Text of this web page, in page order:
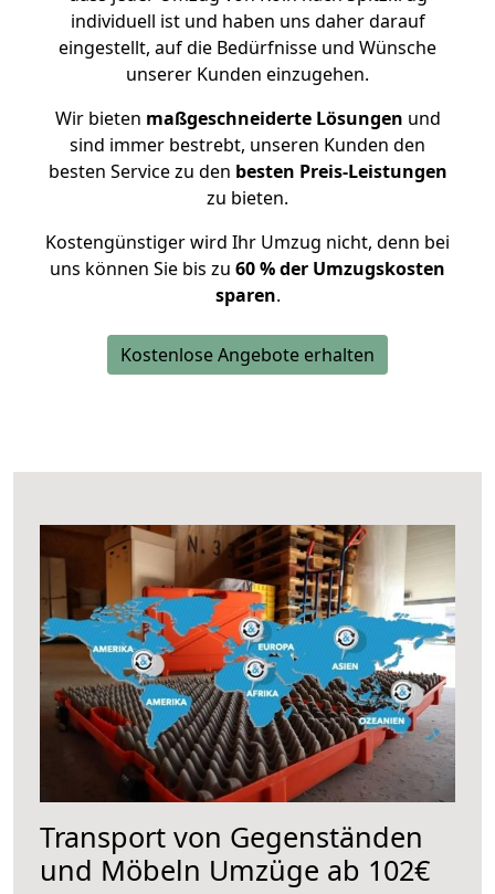
individuell ist und haben uns daher darauf
eingestellt, auf die Bedürfnisse und Wünsche
unserer Kunden einzugehen.
Wir bieten maßgeschneiderte Lösungen und
sind immer bestrebt, unseren Kunden den
besten Service zu den besten Preis-Leistungen
zu bieten.
Kostengünstiger wird Ihr Umzug nicht, denn bei
uns können Sie bis zu 60 % der Umzugskosten
sparen.
Kostenlose Angebote erhalten
Transport von Gegenständen
und Möbeln Umzüge ab 102€